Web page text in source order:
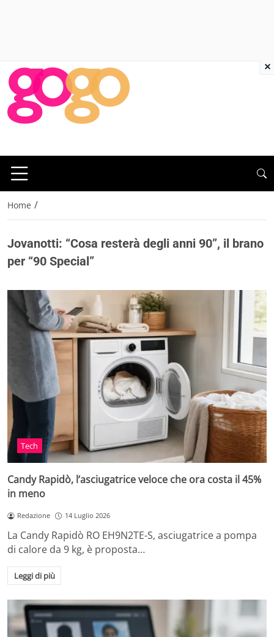
Home /
Jovanotti: “Cosa resterà degli anni 90”, il brano
per “90 Special”
Tech
Candy Rapidò, l’asciugatrice veloce che ora costa il 45%
in meno
Redazione 14 Luglio 2026
La Candy Rapidò RO EH9N2TE-S, asciugatrice a pompa
di calore da 9 kg, è proposta…
Leggi di più
×